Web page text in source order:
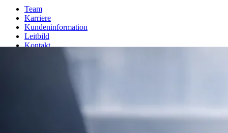
Team
Karriere
Kundeninformation
Leitbild
Kontakt